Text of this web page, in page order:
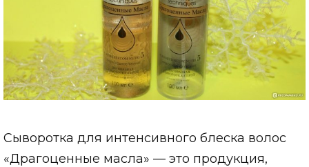
Сыворотка для интенсивного блеска волос
«Драгоценные масла» — это продукция,